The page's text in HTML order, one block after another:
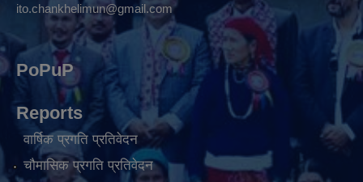
ito.chankhelimun@gmail.com
PoPuP
Reports
वार्षिक प्रगति प्रतिवेदन
चौमासिक प्रगति प्रतिवेदन